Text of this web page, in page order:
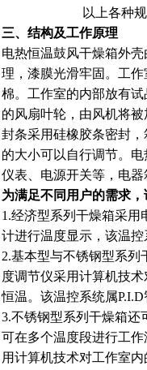
以上各种
三、结构及工作原理
电热恒温鼓风干燥箱外
理，漆膜光滑牢固。工
棉。工作室的内部放有
的风扇叶轮，由风机将
封条采用硅橡胶条密封
的大小可以自行调节。
仪表、电源开关等，电器
为满足不同用户的需求
1.经济型系列干燥箱采用
计进行温度显示，该温控
2.基本型与不锈钢型系列
度调节仪采用计算机技
恒温。该温控系统属
3.不锈钢型系列干燥箱还
可在多个温度段进行工
用计算机技术对工作室